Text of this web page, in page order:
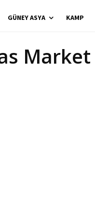
GÜNEY ASYA KAMP
Market